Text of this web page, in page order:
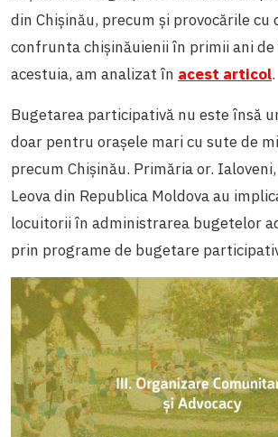
din Chișinău, precum și provocările cu
confrunta chișinăuienii în primii ani
acestuia, am analizat în acest articol.
Bugetarea participativă nu este însă
doar pentru orașele mari cu sute de
precum Chișinău. Primăria or.
Leova din Republica Moldova au
locuitorii în administrarea bugetelor
prin programe de bugetare